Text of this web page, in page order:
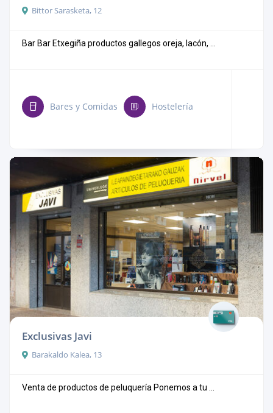
Bittor Sarasketa, 12
Bar Bar Etxegiña productos gallegos oreja, lacón, ...
Bares y Comidas Hostelería
Exclusivas Javi
Barakaldo Kalea, 13
Venta de productos de peluquería Ponemos a tu ...